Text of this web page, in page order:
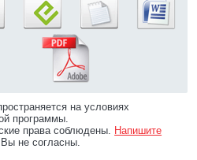
на условиях
программы.
права соблюдены. Напишите
не согласны.